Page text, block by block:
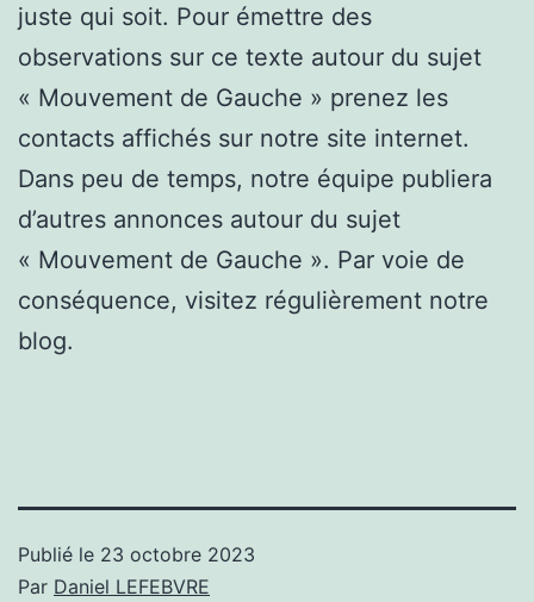
juste qui soit. Pour émettre des
observations sur ce texte autour du sujet
« Mouvement de Gauche » prenez les
contacts affichés sur notre site internet.
Dans peu de temps, notre équipe publiera
d’autres annonces autour du sujet
« Mouvement de Gauche ». Par voie de
conséquence, visitez régulièrement notre
blog.
Publié le 23 octobre 2023
Par Daniel LEFEBVRE